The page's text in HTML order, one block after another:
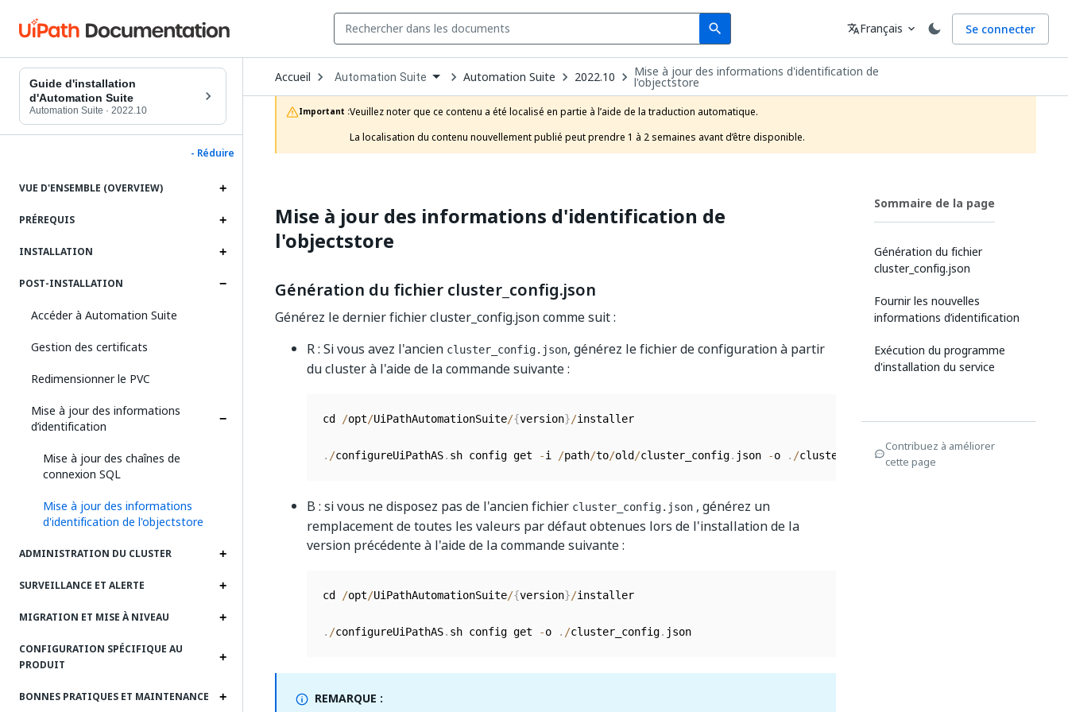
search
Search Langue
translateFrançais expand_more Se connecter
Guide d'installation
d'Automation Suite
Automation Suite · 2022.10
- Réduire
VUE D'ENSEMBLE (OVERVIEW)
PRÉREQUIS
INSTALLATION
POST-INSTALLATION
Accéder à Automation Suite
Gestion des certificats
Redimensionner le PVC
Mise à jour des informations
d’identification
Mise à jour des chaînes de
connexion SQL
Mise à jour des informations
d'identification de l'objectstore
ADMINISTRATION DU CLUSTER
SURVEILLANCE ET ALERTE
MIGRATION ET MISE À NIVEAU
CONFIGURATION SPÉCIFIQUE AU
PRODUIT
BONNES PRATIQUES ET MAINTENANCE
Accueil Open
Dropdown
to
choose
product
Automation Suite Automation Suite 2022.10 Mise à jour des informations d'identification de
l'objectstore
Important :Veuillez noter que ce contenu a été localisé en partie à l’aide de la traduction automatique.
La localisation du contenu nouvellement publié peut prendre 1 à 2 semaines avant d’être disponible.
Mise à jour des informations d'identification de
l'objectstore
Génération du fichier cluster_config.json
Générez le dernier fichier cluster_config.json comme suit :
R : Si vous avez l'ancien cluster_config.json, générez le fichier de configuration à partir
du cluster à l'aide de la commande suivante :
cd /opt/UiPathAutomationSuite/{version}/installer
. /configureUiPathAS. sh config get -i /path/to/old /cluster_config. json -o . /cluster_config
B : si vous ne disposez pas de l'ancien fichier cluster_config.json , générez un
remplacement de toutes les valeurs par défaut obtenues lors de l'installation de la
version précédente à l'aide de la commande suivante :
cd /opt/UiPathAutomationSuite/{version}/installer
. /configureUiPathAS. sh config get -o . /cluster_config. json
REMARQUE :
Sommaire de la page
Génération du fichier
cluster_config.json
Fournir les nouvelles
informations d’identification
Exécution du programme
d'installation du service
Contribuez à améliorer
cette page